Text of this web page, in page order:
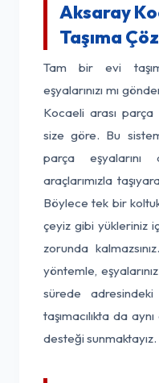
Aksaray
Taşıma
Tam bir evi
eşyalarınızı mı
Kocaeli arası
size göre. Bu
parça eşyalarını
araçlarımızla
Böylece tek bir
çeyiz gibi yükleriniz
zorunda
yöntemle,
sürede adresindeki
taşımacılıkta da
desteği sunmaktayız.